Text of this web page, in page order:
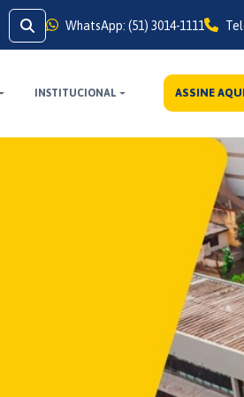
WhatsApp: (51) 3014-1111
INSTITUCIONAL ASSINE